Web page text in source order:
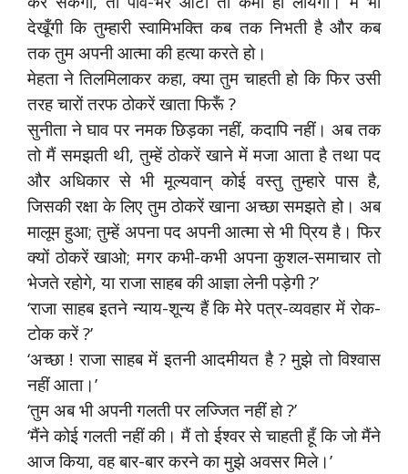
देखूँगी कि तुम्हारी स्वामिभक्ति कब तक निभती है और कब
तक तुम अपनी आत्मा की हत्या करते हो।
मेहता ने तिलमिलाकर कहा, क्या तुम चाहती हो कि फिर उसी
तरह चारों तरफ ठोकरें खाता फिरूँ ?
सुनीता ने घाव पर नमक छिड़का नहीं, कदापि नहीं। अब तक
तो मैं समझती थी, तुम्हें ठोकरें खाने में मजा आता है तथा पद
और अधिकार से भी मूल्यवान् कोई वस्तु तुम्हारे पास है,
जिसकी रक्षा के लिए तुम ठोकरें खाना अच्छा समझते हो। अब
मालूम हुआ; तुम्हें अपना पद अपनी आत्मा से भी प्रिय है। फिर
क्यों ठोकरें खाओ; मगर कभी-कभी अपना कुशल-समाचार तो
भेजते रहोगे, या राजा साहब की आज्ञा लेनी पड़ेगी ?’
‘राजा साहब इतने न्याय-शून्य हैं कि मेरे पत्र-व्यवहार में रोक-
टोक करें ?’
‘अच्छा ! राजा साहब में इतनी आदमीयत है ? मुझे तो विश्वास
नहीं आता।’
‘तुम अब भी अपनी गलती पर लज्जित नहीं हो ?’
‘मैंने कोई गलती नहीं की। मैं तो ईश्वर से चाहती हूँ कि जो मैंने
आज किया, वह बार-बार करने का मुझे अवसर मिले।’